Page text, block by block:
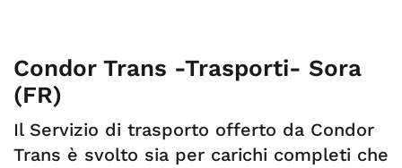
Condor Trans -Trasporti- Sora
(FR)
Il Servizio di trasporto offerto da Condor
Trans è svolto sia per carichi completi che